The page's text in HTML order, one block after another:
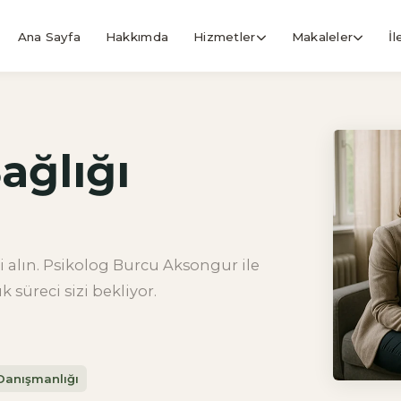
Ana Sayfa Hakkımda Hizmetler Makaleler
alın. Psikolog Burcu Aksongur ile
süreci sizi bekliyor.